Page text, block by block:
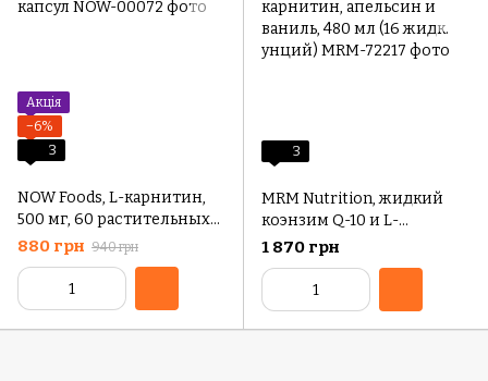
Акція
−6%
3
NOW Foods, L-карнитин,
500 мг, 60 растительных
капсул
880 грн 940 грн
3
MRM Nutrition, жидкий
коэнзим Q-10 и L-
карнитин, апельсин и
ваниль, 480 мл (16 жидк.
унций)
1 870 грн